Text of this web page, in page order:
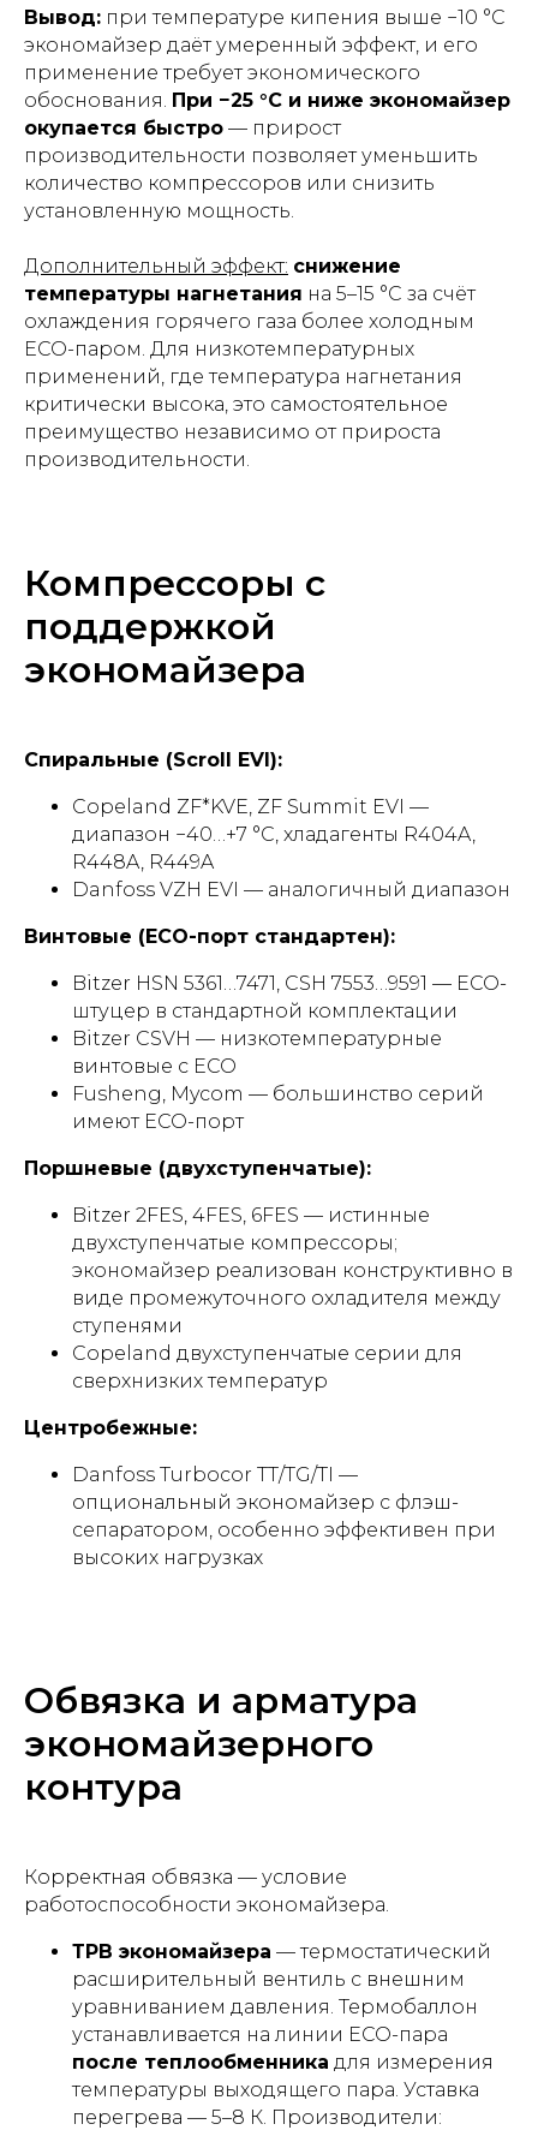
Вывод: при температуре кипения выше −10 °C
экономайзер даёт умеренный эффект, и его
применение требует экономического
обоснования. При −25 °C и ниже экономайзер
окупается быстро — прирост
производительности позволяет уменьшить
количество компрессоров или снизить
установленную мощность.
Дополнительный эффект: снижение
температуры нагнетания на 5–15 °C за счёт
охлаждения горячего газа более холодным
ECO-паром. Для низкотемпературных
применений, где температура нагнетания
критически высока, это самостоятельное
преимущество независимо от прироста
производительности.
Компрессоры с
поддержкой
экономайзера
Спиральные (Scroll EVI):
Copeland ZF*KVE, ZF Summit EVI —
диапазон −40…+7 °C, хладагенты R404A,
R448A, R449A
Danfoss VZH EVI — аналогичный диапазон
Винтовые (ECO-порт стандартен):
Bitzer HSN 5361…7471, CSH 7553…9591 — ECO-
штуцер в стандартной комплектации
Bitzer CSVH — низкотемпературные
винтовые с ECO
Fusheng, Mycom — большинство серий
имеют ECO-порт
Поршневые (двухступенчатые):
Bitzer 2FES, 4FES, 6FES — истинные
двухступенчатые компрессоры;
экономайзер реализован конструктивно в
виде промежуточного охладителя между
ступенями
Copeland двухступенчатые серии для
сверхнизких температур
Центробежные:
Danfoss Turbocor TT/TG/TI —
опциональный экономайзер с флэш-
сепаратором, особенно эффективен при
высоких нагрузках
Обвязка и арматура
экономайзерного
контура
Корректная обвязка — условие
работоспособности экономайзера.
ТРВ экономайзера — термостатический
расширительный вентиль с внешним
уравниванием давления. Термобаллон
устанавливается на линии ECO-пара
после теплообменника для измерения
температуры выходящего пара. Уставка
перегрева — 5–8 К. Производители: